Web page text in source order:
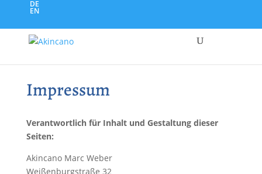
DE
EN
Impressum
Verantwortlich für Inhalt und Gestaltung dieser
Seiten:
Akincano Marc Weber
Weißenburgstraße 32